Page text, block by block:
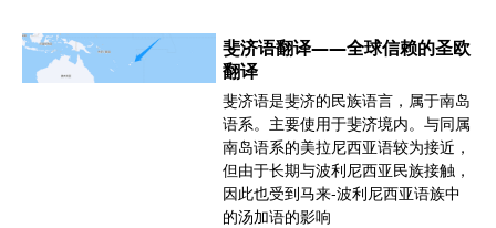
斐济语翻译——全球信赖的圣欧
翻译
斐济语是斐济的民族语言，属于南岛
语系。主要使用于斐济境内。与同属
南岛语系的美拉尼西亚语较为接近，
但由于长期与波利尼西亚民族接触，
因此也受到马来-波利尼西亚语族中
的汤加语的影响